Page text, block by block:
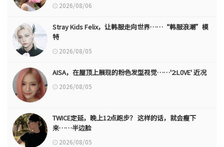
2026/08/06
Stray Kids Felix，让韩服走向世界……“韩服浪潮”模
特
2026/08/05
AISA，在屋顶上展现的粉色发型视觉……'2:L0VE' 近况
2026/08/05
TWICE定延，晚上12点跑步？ 这样的话，就会瘦下
来……半边脸
2026/08/05